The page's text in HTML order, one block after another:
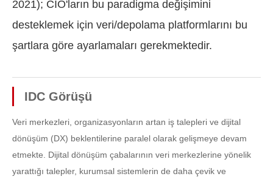
2021); CIO'ların bu paradigma değişimini
desteklemek için veri/depolama platformlarını bu
şartlara göre ayarlamaları gerekmektedir.
IDC Görüşü
Veri merkezleri, organizasyonların artan iş talepleri ve dijital
dönüşüm (DX) beklentilerine paralel olarak gelişmeye devam
etmekte. Dijital dönüşüm çabalarının veri merkezlerine yönelik
yarattığı talepler, kurumsal sistemlerin de daha çevik ve